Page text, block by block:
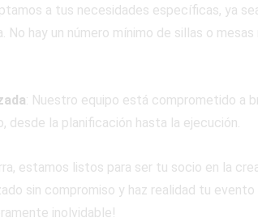
a tus necesidades específicas, ya
No hay un número mínimo de sillas o
: Nuestro equipo está comprometido a
desde la planificación hasta la ejecución.
estamos listos para ser tu socio en la
sin compromiso y haz realidad tu
inolvidable!